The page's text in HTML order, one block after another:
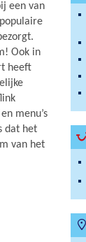
een van
Ook in
heeft
menu’s
dat het
van het